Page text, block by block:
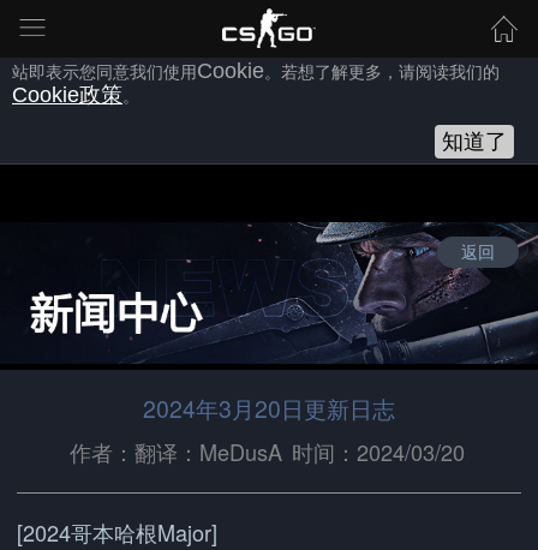
为向您提供良好的网站使用体验，完美世界网站会使用自身或第三方
，以作为安全、技术、分析、推广等之用。继续浏览本网
站即表示您同意我们使用Cookie。若想了解更多，请阅读我们的
Cookie政策。
知道了
返回
2024年3月20日更新日志
作者：翻译：MeDusA 时间：2024/03/20
[2024哥本哈根Major]